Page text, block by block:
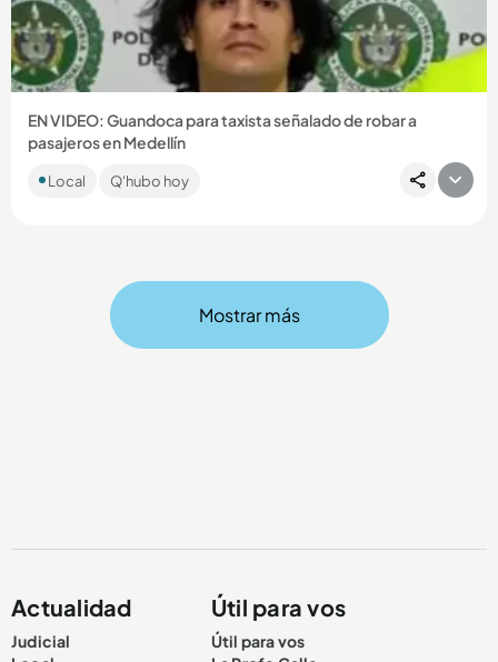
Compartir Noticia
EN VIDEO: Guandoca para taxista señalado de robar a
pasajeros en Medellín
Juan Camilo Marulanda Valencia, de 34 años, es sindicado de
hurtar a cinco personas en diciembre de 2025....
Local Q'hubo hoy
Mostrar más
Actualidad
Judicial
Útil para vos
Útil para vos